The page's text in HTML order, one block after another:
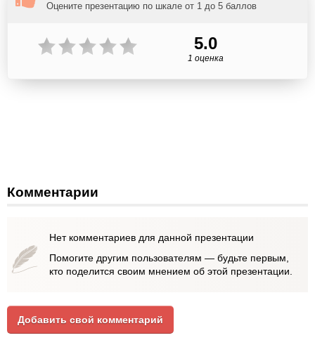
Оцените презентацию по шкале от 1 до 5 баллов
5.0
1 оценка
Комментарии
Нет комментариев для данной презентации
Помогите другим пользователям — будьте первым,
кто поделится своим мнением об этой презентации.
Добавить свой комментарий